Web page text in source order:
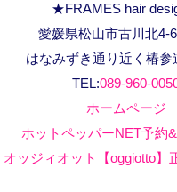
★FRAMES hair
愛媛県松山市古川北4-
はなみずき通り近く椿参
TEL:089-960-
ホームページ
ホットペッパーNET予約
オッジィオット【oggiotto】